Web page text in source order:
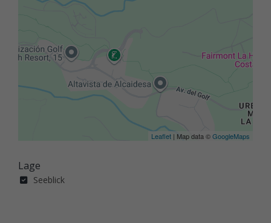
Leaflet | Map data ©GoogleMaps
Lage
Seeblick